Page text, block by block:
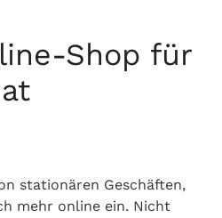
Shop für
stationären Geschäften,
mehr online ein. Nicht